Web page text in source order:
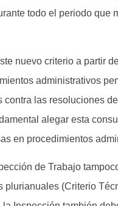
todo el periodo
nuevo criterio a partir
administrativos
contra las resoluciones
alegar esta
en procedimientos
de Trabajo
plurianuales (Criterio